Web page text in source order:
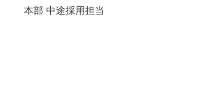
本部 中途採用担当